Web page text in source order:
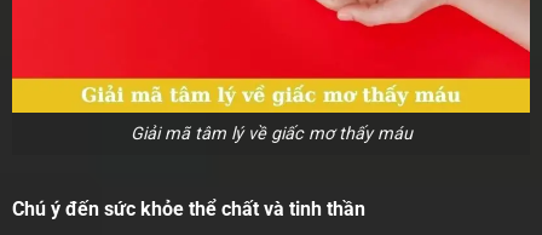
Giải mã tâm lý về giấc mơ thấy máu
Chú ý đến sức khỏe thể chất và tinh thần